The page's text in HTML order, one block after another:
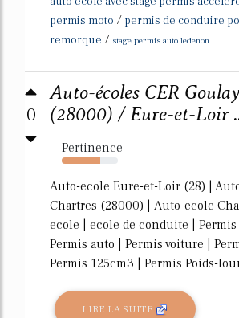
permis moto / permis de conduire
remorque / stage permis auto ledenon
0
Auto-écoles CER
(28000) / Eure-et-Loir
Pertinence
69%
Auto-ecole Eure-et-Loir (28) |
Chartres (28000) | Auto-ecole
ecole | ecole de conduite | Permis
Permis auto | Permis voiture |
Permis 125cm3 | Permis Poids-
LIRE LA SUITE